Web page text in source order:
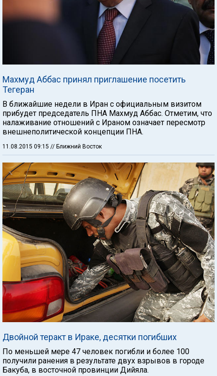
Махмуд Аббас принял приглашение посетить
Тегеран
В ближайшие недели в Иран с официальным визитом
прибудет председатель ПНА Махмуд Аббас. Отметим, что
налаживание отношений с Ираном означает пересмотр
внешнеполитической концепции ПНА.
11.08.2015 09:15 // Ближний Восток
Двойной теракт в Ираке, десятки погибших
По меньшей мере 47 человек погибли и более 100
получили ранения в результате двух взрывов в городе
Бакуба, в восточной провинции Дийяла.